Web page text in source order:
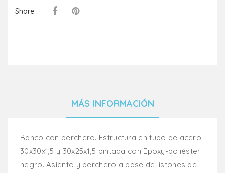
Share :
MÁS INFORMACIÓN
Banco con perchero. Estructura en tubo de acero
30x30x1,5 y 30x25x1,5 pintada con Epoxy-poliéster
negro. Asiento y perchero a base de listones de